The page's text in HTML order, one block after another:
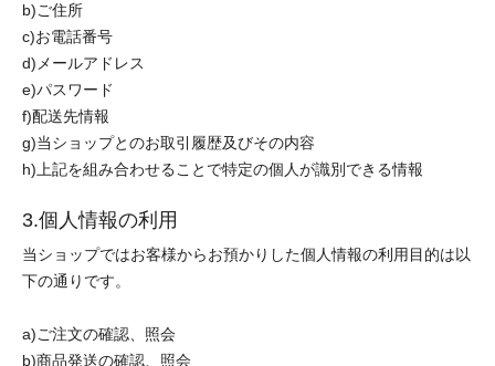
b)ご住所
c)お電話番号
d)メールアドレス
e)パスワード
f)配送先情報
g)当ショップとのお取引履歴及びその内容
h)上記を組み合わせることで特定の個人が識別できる情報
3.個人情報の利用
当ショップではお客様からお預かりした個人情報の利用目的は以
下の通りです。
a)ご注文の確認、照会
b)商品発送の確認、照会